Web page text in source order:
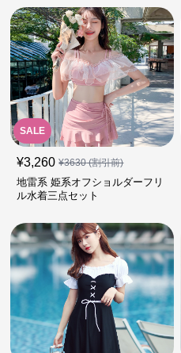
SALE
¥3,260 ¥3630(割引前)
地雷系 姫系オフショルダーフリ
ル水着三点セット